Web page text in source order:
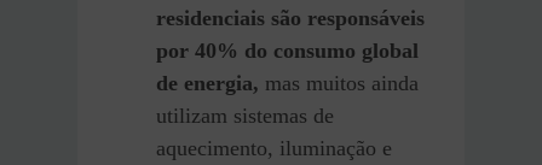
residenciais são responsáveis
por 40% do consumo global
de energia, mas muitos ainda
utilizam sistemas de
aquecimento, iluminação e